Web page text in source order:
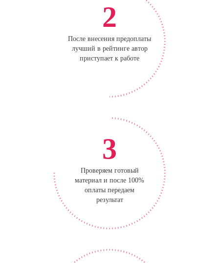
2
После внесения предоплаты
лучший в рейтинге автор
приступает к работе
3
Проверяем готовый
материал и после 100%
оплаты передаем
результат